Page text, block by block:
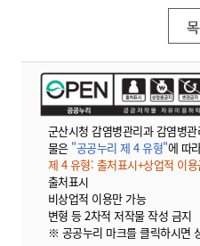
군산시청 감염병관리과 감염병
물은 "공공누리 제 4 유형"에 따
제 4 유형: 출처표시+상업적 이
출처표시
비상업적 이용만 가능
변형 등 2차적 저작물 작성 금지
※ 공공누리 마크를 클릭하시면